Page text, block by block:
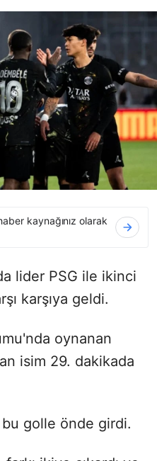
kaynağınız olarak
lider PSG ile ikinci
karşıya geldi.
oynanan
isim 29. dakikada
bu golle önde girdi.